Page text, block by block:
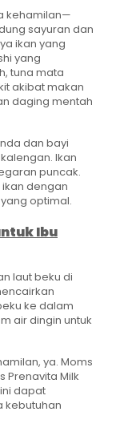
kehamilan—
sayuran dan
ikan yang
yang
tuna mata
akibat makan
daging mentah
dan bayi
Ikan
puncak.
ikan dengan
optimal.
Ibu
laut beku di
ke dalam
air dingin untuk
ya. Moms
Prenavita Milk
dapat
kebutuhan